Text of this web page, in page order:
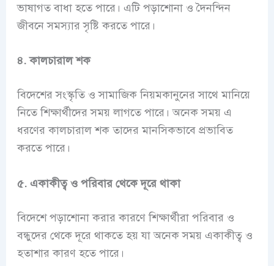
ভাষাগত বাধা হতে পারে। এটি পড়াশোনা ও দৈনন্দিন
জীবনে সমস্যার সৃষ্টি করতে পারে।
৪. কালচারাল শক
বিদেশের সংস্কৃতি ও সামাজিক নিয়মকানুনের সাথে মানিয়ে
নিতে শিক্ষার্থীদের সময় লাগতে পারে। অনেক সময় এ
ধরণের কালচারাল শক তাদের মানসিকভাবে প্রভাবিত
করতে পারে।
৫. একাকীত্ব ও পরিবার থেকে দূরে থাকা
বিদেশে পড়াশোনা করার কারণে শিক্ষার্থীরা পরিবার ও
বন্ধুদের থেকে দূরে থাকতে হয় যা অনেক সময় একাকীত্ব ও
হতাশার কারণ হতে পারে।